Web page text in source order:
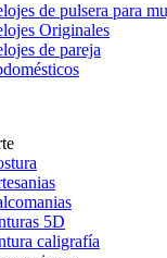
de pulsera para
Originales
de pareja
5D
caligrafía